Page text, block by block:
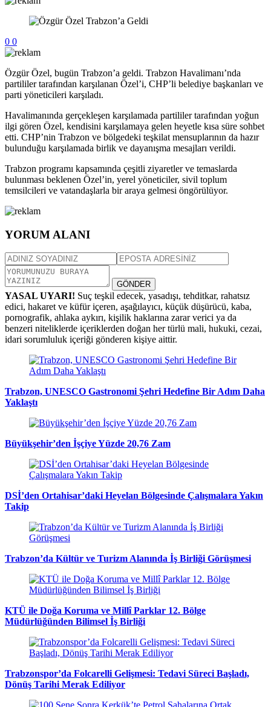
0 0
Özgür Özel, bugün Trabzon’a geldi. Trabzon Havalimanı’nda
partililer tarafından karşılanan Özel’i, CHP’li belediye başkanları ve
parti yöneticileri karşıladı.
Havalimanında gerçekleşen karşılamada partililer tarafından yoğun
ilgi gören Özel, kendisini karşılamaya gelen heyetle kısa süre sohbet
etti. CHP’nin Trabzon ve bölgedeki teşkilat mensuplarının da hazır
bulunduğu karşılamada birlik ve dayanışma mesajları verildi.
Trabzon programı kapsamında çeşitli ziyaretler ve temaslarda
bulunması beklenen Özel’in, yerel yöneticiler, sivil toplum
temsilcileri ve vatandaşlarla bir araya gelmesi öngörülüyor.
YORUM ALANI
GÖNDER
YASAL UYARI! Suç teşkil edecek, yasadışı, tehditkar, rahatsız
edici, hakaret ve küfür içeren, aşağılayıcı, küçük düşürücü, kaba,
pornografik, ahlaka aykırı, kişilik haklarına zarar verici ya da
benzeri niteliklerde içeriklerden doğan her türlü mali, hukuki, cezai,
idari sorumluluk içeriği gönderen kişiye aittir.
Trabzon, UNESCO Gastronomi Şehri Hedefine Bir Adım Daha
Yaklaştı
Büyükşehir’den İşçiye Yüzde 20,76 Zam
DSİ’den Ortahisar’daki Heyelan Bölgesinde Çalışmalara Yakın
Takip
Trabzon’da Kültür ve Turizm Alanında İş Birliği Görüşmesi
KTÜ ile Doğa Koruma ve Millî Parklar 12. Bölge
Müdürlüğünden Bilimsel İş Birliği
Trabzonspor’da Folcarelli Gelişmesi: Tedavi Süreci Başladı,
Dönüş Tarihi Merak Ediliyor